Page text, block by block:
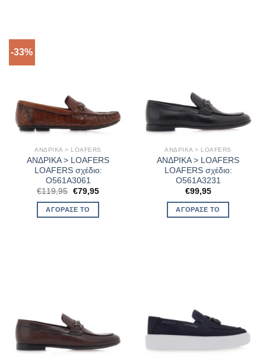
-33%
ΑΝΔΡΙΚΑ > LOAFERS
ΑΝΔΡΙΚΑ > LOAFERS
LOAFERS σχέδιο:
O561A3061
€119,95 Original
was:
€119,95.
€79,95Η
ΑΓΌΡΑΣΈ ΤΟ
ΑΝΔΡΙΚΑ > LOAFERS
ΑΝΔΡΙΚΑ > LOAFERS
LOAFERS σχέδιο:
O561A3231
€99,95
ΑΓΌΡΑΣΈ ΤΟ